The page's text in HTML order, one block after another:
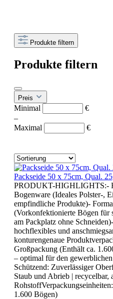
Produkte filtern
Produkte filtern
Preis
Minimal
€
–
Maximal
€
Packseide 50 x 75cm, Qual.
PRODUKT-HIGHLIGHTS:-
Bogenware (Ideales Polster-,
empfindliche Produkte)-
(Vorkonfektionierte Bögen für
am Packplatz ohne
hochflexibles und
konturengenaue
Großpackung (Enthält ca.
– optimal für den
Schützend: Zuverlässiger
Staub und Abrieb | recycelbar,
1.600 Bögen)